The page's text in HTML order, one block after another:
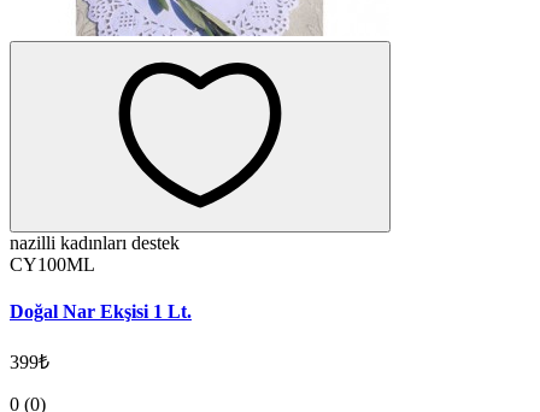
nazilli kadınları destek
CY100ML
Doğal Nar Ekşisi 1 Lt.
399₺
0 (0)